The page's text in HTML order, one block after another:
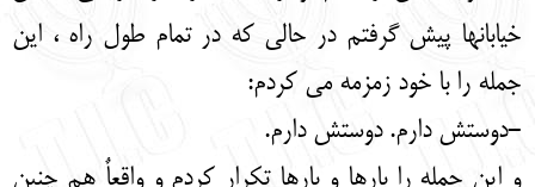
خیابانها پیش گرفتم در حالی که در تمام طول راه ، این
جمله را با خود زمزمه می کردم:
-دوستش دارم. دوستش دارم.
و این جمله را بارها و بارها تکرار کردم و واقعاٌ هم چنین